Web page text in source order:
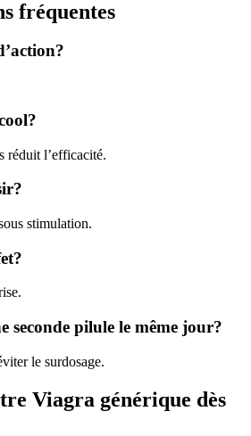
fréquentes
réduit l’efficacité.
stimulation.
seconde pilule le même jour?
le surdosage.
Viagra générique dès